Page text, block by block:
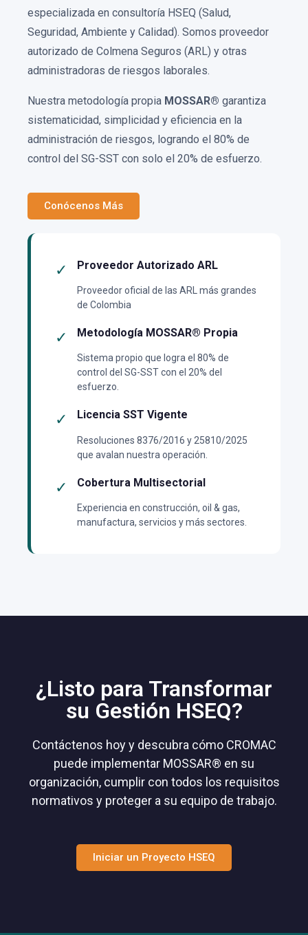
especializada en consultoría HSEQ (Salud,
Seguridad, Ambiente y Calidad). Somos proveedor
autorizado de Colmena Seguros (ARL) y otras
administradoras de riesgos laborales.
Nuestra metodología propia MOSSAR® garantiza
sistematicidad, simplicidad y eficiencia en la
administración de riesgos, logrando el 80% de
control del SG-SST con solo el 20% de esfuerzo.
Conócenos Más
✓ Proveedor Autorizado ARL
Proveedor oficial de las ARL más grandes
de Colombia
✓ Metodología MOSSAR® Propia
Sistema propio que logra el 80% de
control del SG-SST con el 20% del
esfuerzo.
✓ Licencia SST Vigente
Resoluciones 8376/2016 y 25810/2025
que avalan nuestra operación.
✓ Cobertura Multisectorial
Experiencia en construcción, oil & gas,
manufactura, servicios y más sectores.
¿Listo para Transformar
su Gestión HSEQ?
Contáctenos hoy y descubra cómo CROMAC
puede implementar MOSSAR® en su
organización, cumplir con todos los requisitos
normativos y proteger a su equipo de trabajo.
Iniciar un Proyecto HSEQ